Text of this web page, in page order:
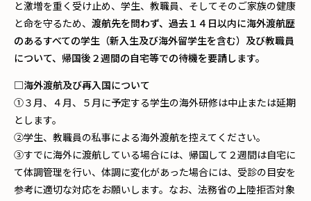
と激増を重く受け止め、学生、教職員、そしてそのご家族の健康
と命を守るため、 渡航先を問わず、過去１４日以内に海外渡航歴
のあるすべての学生（新入生及び海外留学生を含む）及び教職員
について、帰国後２週間の自宅等での待機を要請します。
□海外渡航及び再入国について
①３月、４月、５月に予定する学生の海外研修は中止または延期
とします。
②学生、教職員の私事による海外渡航を控えてください。
③すでに海外に渡航している場合には、帰国して２週間は自宅に
て体調管理を行い、体調に変化があった場合には、受診の目安を
参考に適切な対応をお願いします。なお、法務省の上陸拒否対象